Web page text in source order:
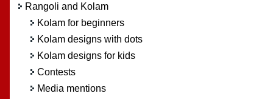
Rangoli and Kolam
Kolam for beginners
Kolam designs with dots
Kolam designs for kids
Contests
Media mentions